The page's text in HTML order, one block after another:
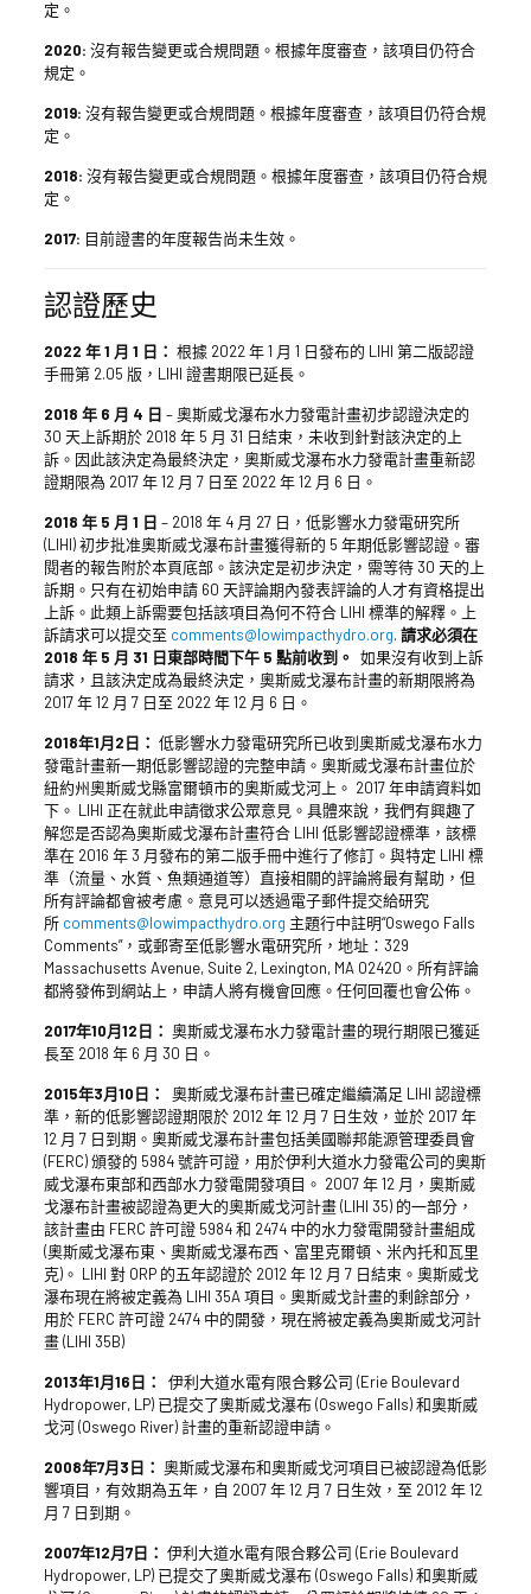
定。
2020: 沒有報告變更或合規問題。根據年度審查，該項目仍符合
規定。
2019: 沒有報告變更或合規問題。根據年度審查，該項目仍符合規
定。
2018: 沒有報告變更或合規問題。根據年度審查，該項目仍符合規
定。
2017: 目前證書的年度報告尚未生效。
認證歷史
2022 年 1 月 1 日： 根據 2022 年 1 月 1 日發布的 LIHI 第二版認證
手冊第 2.05 版，LIHI 證書期限已延長。
2018 年 6 月 4 日 – 奧斯威戈瀑布水力發電計畫初步認證決定的
30 天上訴期於 2018 年 5 月 31 日結束，未收到針對該決定的上
訴。因此該決定為最終決定，奧斯威戈瀑布水力發電計畫重新認
證期限為 2017 年 12 月 7 日至 2022 年 12 月 6 日。
2018 年 5 月 1 日 – 2018 年 4 月 27 日，低影響水力發電研究所
(LIHI) 初步批准奧斯威戈瀑布計畫獲得新的 5 年期低影響認證。審
閱者的報告附於本頁底部。該決定是初步決定，需等待 30 天的上
訴期。只有在初始申請 60 天評論期內發表評論的人才有資格提出
上訴。此類上訴需要包括該項目為何不符合 LIHI 標準的解釋。上
訴請求可以提交至 comments@lowimpacthydro.org. 請求必須在
2018 年 5 月 31 日東部時間下午 5 點前收到。 如果沒有收到上訴
請求，且該決定成為最終決定，奧斯威戈瀑布計畫的新期限將為
2017 年 12 月 7 日至 2022 年 12 月 6 日。
2018年1月2日： 低影響水力發電研究所已收到奧斯威戈瀑布水力
發電計畫新一期低影響認證的完整申請。奧斯威戈瀑布計畫位於
紐約州奧斯威戈縣富爾頓市的奧斯威戈河上。 2017 年申請資料如
下。 LIHI 正在就此申請徵求公眾意見。具體來說，我們有興趣了
解您是否認為奧斯威戈瀑布計畫符合 LIHI 低影響認證標準，該標
準在 2016 年 3 月發布的第二版手冊中進行了修訂。與特定 LIHI 標
準（流量、水質、魚類通道等）直接相關的評論將最有幫助，但
所有評論都會被考慮。意見可以透過電子郵件提交給研究
所 comments@lowimpacthydro.org 主題行中註明“Oswego Falls
Comments”，或郵寄至低影響水電研究所，地址：329
Massachusetts Avenue, Suite 2, Lexington, MA 02420。所有評論
都將發佈到網站上，申請人將有機會回應。任何回覆也會公佈。
2017年10月12日： 奧斯威戈瀑布水力發電計畫的現行期限已獲延
長至 2018 年 6 月 30 日。
2015年3月10日： 奧斯威戈瀑布計畫已確定繼續滿足 LIHI 認證標
準，新的低影響認證期限於 2012 年 12 月 7 日生效，並於 2017 年
12 月 7 日到期。奧斯威戈瀑布計畫包括美國聯邦能源管理委員會
(FERC) 頒發的 5984 號許可證，用於伊利大道水力發電公司的奧斯
威戈瀑布東部和西部水力發電開發項目。 2007 年 12 月，奧斯威
戈瀑布計畫被認證為更大的奧斯威戈河計畫 (LIHI 35) 的一部分，
該計畫由 FERC 許可證 5984 和 2474 中的水力發電開發計畫組成
(奧斯威戈瀑布東、奧斯威戈瀑布西、富里克爾頓、米內托和瓦里
克)。 LIHI 對 ORP 的五年認證於 2012 年 12 月 7 日結束。奧斯威戈
瀑布現在將被定義為 LIHI 35A 項目。奧斯威戈計畫的剩餘部分，
用於 FERC 許可證 2474 中的開發，現在將被定義為奧斯威戈河計
畫 (LIHI 35B)
2013年1月16日：
伊利大道水電有限合夥公司 (Erie Boulevard
Hydropower, LP) 已提交了奧斯威戈瀑布 (Oswego Falls) 和奧斯威
戈河 (Oswego River) 計畫的重新認證申請。
2008年7月3日： 奧斯威戈瀑布和奧斯威戈河項目已被認證為低影
響項目，有效期為五年，自 2007 年 12 月 7 日生效，至 2012 年 12
月 7 日到期。
2007年12月7日： 伊利大道水電有限合夥公司 (Erie Boulevard
Hydropower, LP) 已提交了奧斯威戈瀑布 (Oswego Falls) 和奧斯威